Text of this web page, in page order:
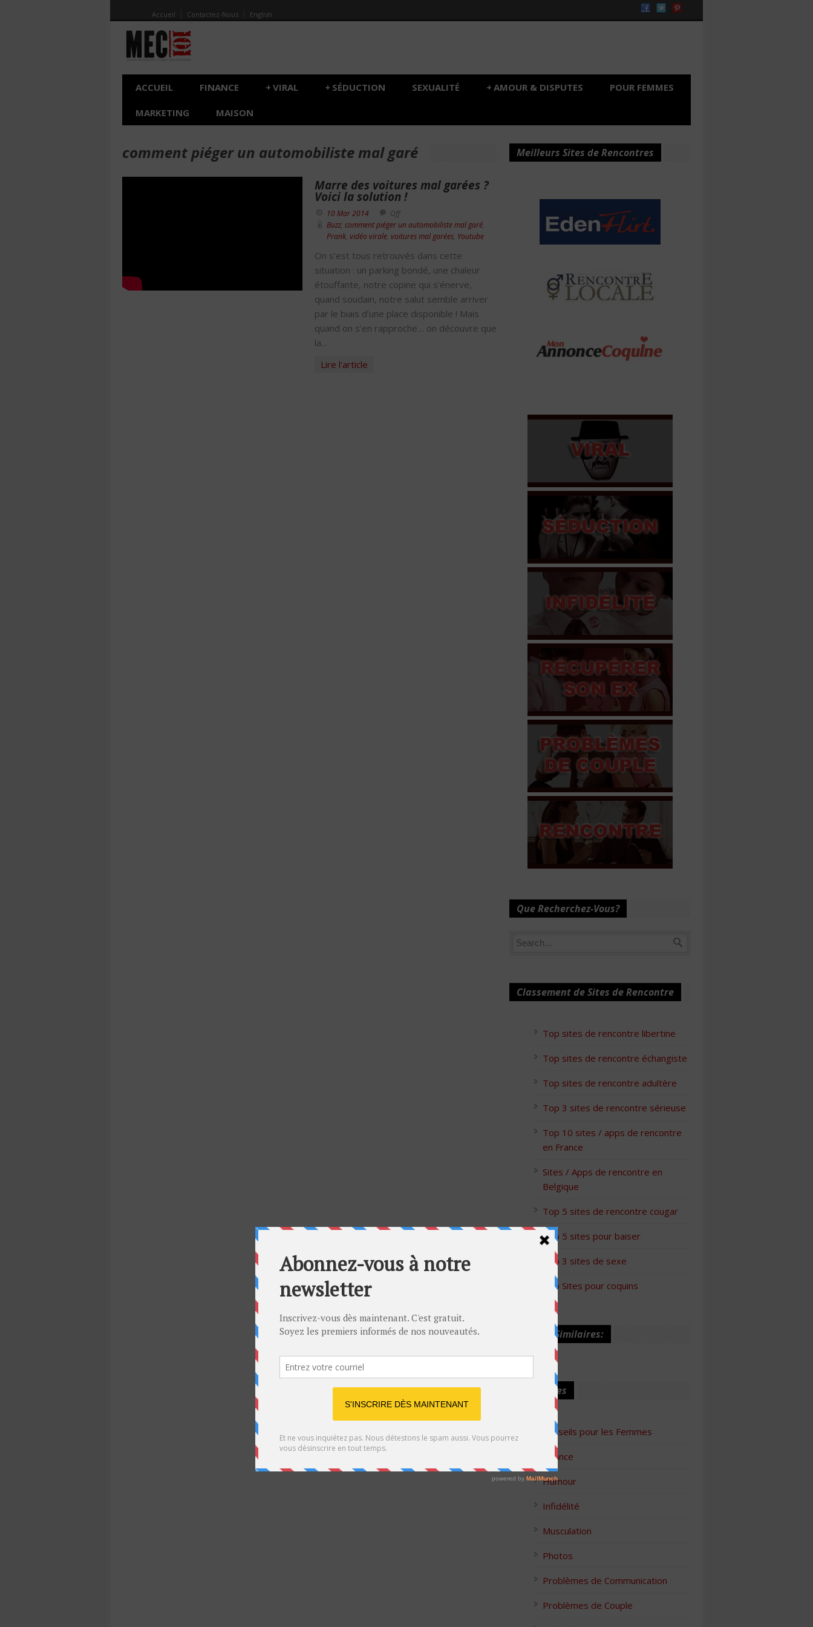
Accueil Contactez-Nous English
ACCUEIL FINANCE VIRAL
+ SÉDUCTION
+ SEXUALITÉ AMOUR & DISPUTES
+ POUR FEMMES
MARKETING MAISON
comment piéger un automobiliste mal garé
Marre des voitures mal garées ?
Voici la solution !
10 Mar 2014
Off
Buzz, comment piéger un automobiliste mal garé,
Prank, vidéo virale, voitures mal garées, Youtube
On s’est tous retrouvés dans cette
situation : un parking bondé, une chaleur
étouffante, notre copine qui s’énerve,
quand soudain, notre salut semble arriver
par le biais d’une place disponible ! Mais
quand on s’en rapproche… on découvre que
la...
Lire l'article
Meilleurs Sites de Rencontres
Que Recherchez-Vous?
Classement de Sites de Rencontre
Top sites de rencontre libertine
Top sites de rencontre échangiste
Top sites de rencontre adultère
Top 3 sites de rencontre sérieuse
Top 10 sites / apps de rencontre
en France
Sites / Apps de rencontre en
Belgique
Top 5 sites de rencontre cougar
Top 5 sites pour baiser
Top 3 sites de sexe
Top Sites pour coquins
Articles Similaires:
Catégories
Conseils pour les Femmes
Finance
Humour
Infidélité
Musculation
Photos
Problèmes de Communication
Problèmes de Couple